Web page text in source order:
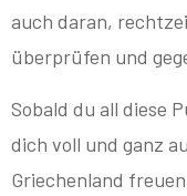
auch daran,
überprüfen und
Sobald du all diese
dich voll und ganz
Griechenland